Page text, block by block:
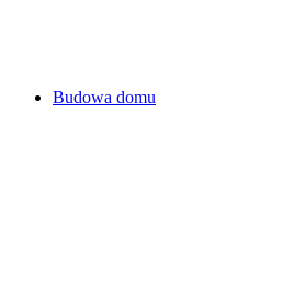
Budowa domu